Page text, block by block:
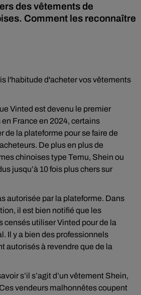
des vêtements de
Comment les reconnaître
l'habitude d'acheter vos vêtements
Vinted est devenu le premier
France en 2024, certains
de la plateforme pour se faire de
De plus en plus de
chinoises type Temu, Shein ou
jusqu’à 10 fois plus chers sur
autorisée par la plateforme. Dans
il est bien notifié que les
censés utiliser Vinted pour de la
Il y a bien des professionnels
autorisés à revendre que de la
s’il s’agit d’un vêtement Shein,
vendeurs malhonnêtes coupent